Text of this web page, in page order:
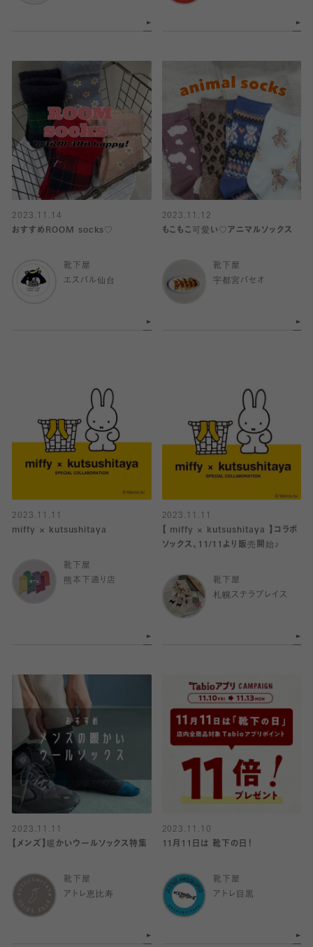
2023.11.14
おすすめROOM socks♡
靴下屋
エスパル仙台
2023.11.12
もこもこ可愛い♡アニマルソックス
靴下屋
宇都宮パセオ
2023.11.11
miffy × kutsushitaya
靴下屋
熊本下通り店
2023.11.11
【 miffy × kutsushitaya 】コラボ
ソックス、11/11より販売開始♪
靴下屋
札幌ステラプレイス
2023.11.11
【メンズ】暖かいウールソックス特集
靴下屋
アトレ恵比寿
2023.11.10
11月11日は 靴下の日！
靴下屋
アトレ目黒